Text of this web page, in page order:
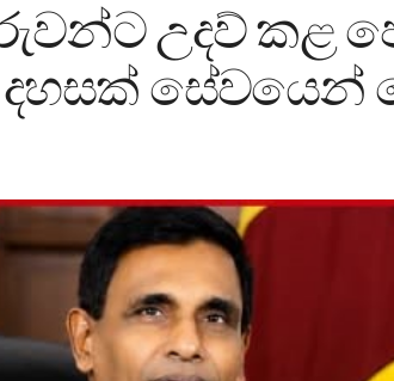
උදව් කළ
සේවයෙන්